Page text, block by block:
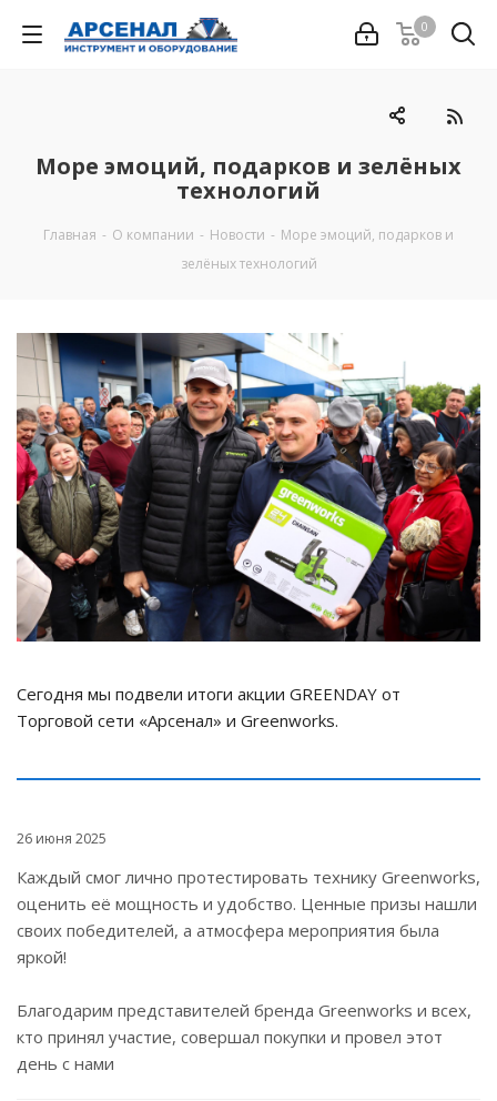
0
Море эмоций, подарков и зелёных
технологий
Главная - О компании - Новости - Море эмоций, подарков и
зелёных технологий
Сегодня мы подвели итоги акции GREENDAY от
Торговой сети «Арсенал» и Greenworks.
26 июня 2025
Каждый смог лично протестировать технику Greenworks,
оценить её мощность и удобство. Ценные призы нашли
своих победителей, а атмосфера мероприятия была
яркой!
Благодарим представителей бренда Greenworks и всех,
кто принял участие, совершал покупки и провел этот
день с нами